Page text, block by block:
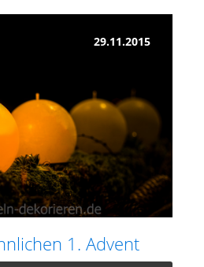
29.11.2015
1. Advent